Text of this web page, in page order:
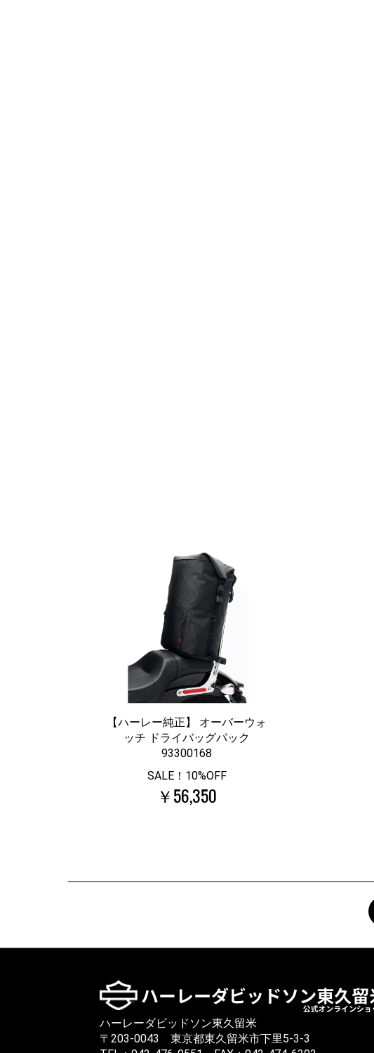
【ハーレー純正】 オーバーウォ
ッチ ドライバッグパック
93300168
SALE！10%OFF
￥56,350
ハーレーダビッドソン東久留米
〒203-0043 東京都東久留米市下里5-3-3